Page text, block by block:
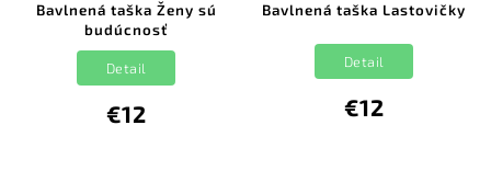
Bavlnená taška Ženy sú
budúcnosť
€12
Detail
Bavlnená taška Lastovičky
€12
Detail